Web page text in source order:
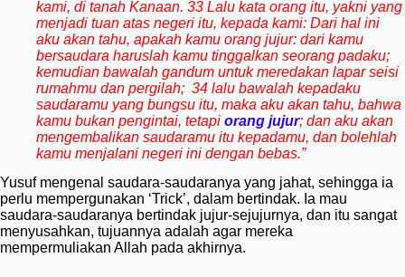
kami, di tanah Kanaan. 33 Lalu kata orang itu, yakni yang
menjadi tuan atas negeri itu, kepada kami: Dari hal ini
aku akan tahu, apakah kamu orang jujur: dari kamu
bersaudara haruslah kamu tinggalkan seorang padaku;
kemudian bawalah gandum untuk meredakan lapar seisi
rumahmu dan pergilah; 34 lalu bawalah kepadaku
saudaramu yang bungsu itu, maka aku akan tahu, bahwa
kamu bukan pengintai, tetapi orang jujur; dan aku akan
mengembalikan saudaramu itu kepadamu, dan bolehlah
kamu menjalani negeri ini dengan bebas.”
Yusuf mengenal saudara-saudaranya yang jahat, sehingga ia
perlu mempergunakan ‘Trick’, dalam bertindak. Ia mau
saudara-saudaranya bertindak jujur-sejujurnya, dan itu sangat
menyusahkan, tujuannya adalah agar mereka
mempermuliakan Allah pada akhirnya.